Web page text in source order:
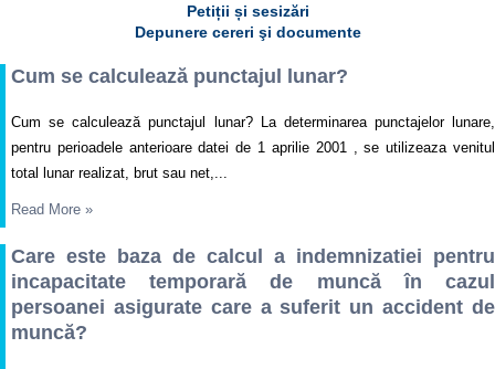
Petiții și sesizări
Depunere cereri şi documente
Cum se calculează punctajul lunar?
Cum se calculează punctajul lunar? La determinarea punctajelor lunare,
pentru perioadele anterioare datei de 1 aprilie 2001 , se utilizeaza venitul
total lunar realizat, brut sau net,...
Read More »
Care este baza de calcul a indemnizatiei pentru
incapacitate temporară de muncă în cazul
persoanei asigurate care a suferit un accident de
muncă?